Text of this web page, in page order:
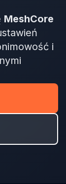
MeshCore
i